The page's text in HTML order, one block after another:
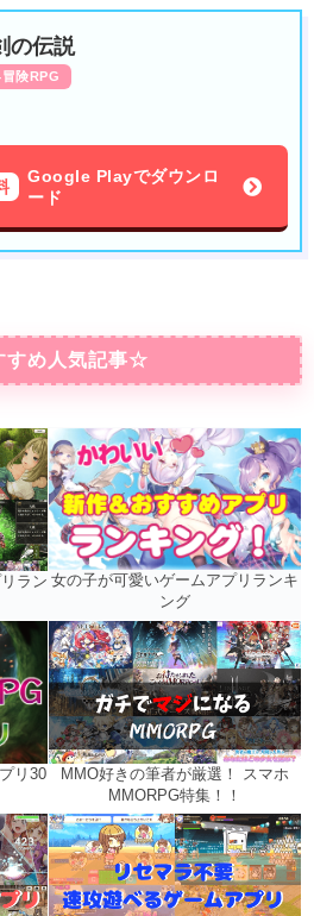
の伝説
険RPG
Google Playでダウンロ
ード
め人気記事☆
ラン 女の子が可愛いゲームアプリランキ
ング
リ30
MMO好きの筆者が厳選！ スマホ
MMORPG特集！！